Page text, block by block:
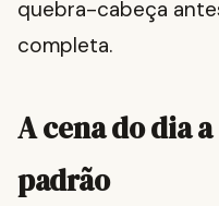
quebra-cabeça
completa.
A cena do dia
padrão